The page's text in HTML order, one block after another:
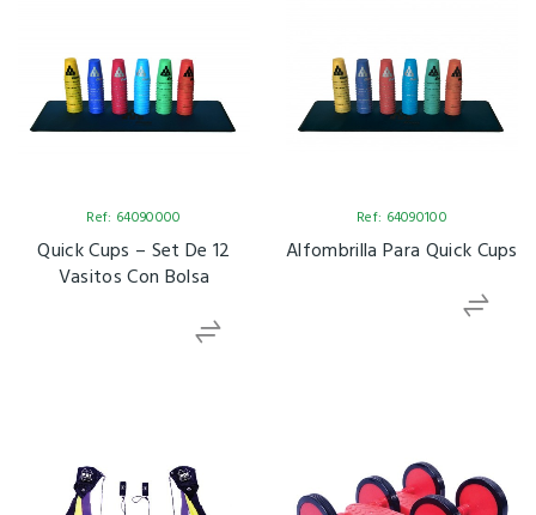
Ref: 64090000
Quick Cups – Set De 12
Vasitos Con Bolsa
Ref: 64090100
Alfombrilla Para Quick Cups